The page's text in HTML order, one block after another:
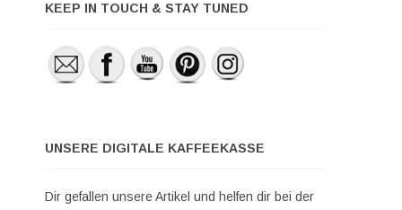
KEEP IN TOUCH & STAY TUNED
UNSERE DIGITALE KAFFEEKASSE
Dir gefallen unsere Artikel und helfen dir bei der